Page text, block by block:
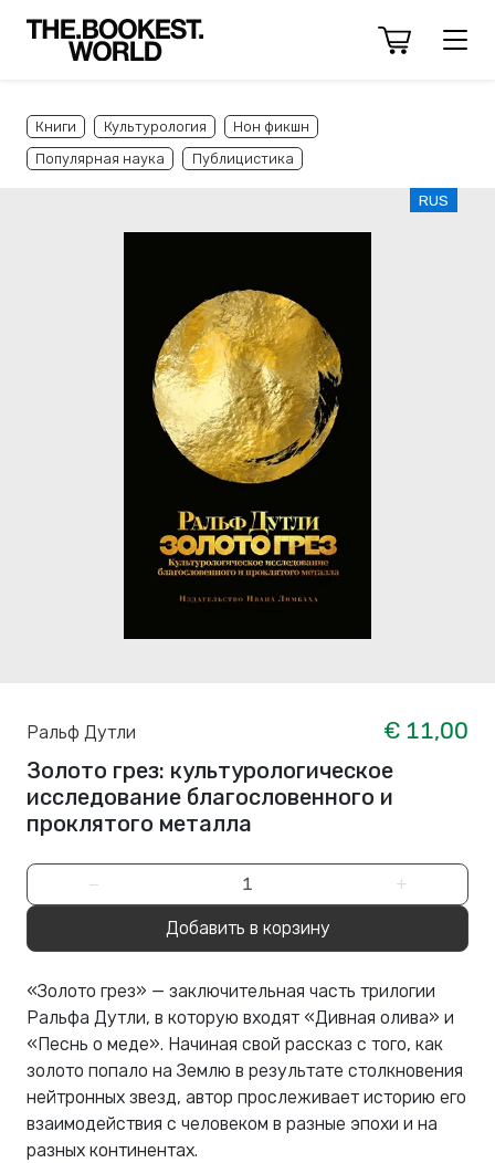
Книги Культурология
Нон фикшн
Популярная наука
Публицистика
RUS
Ральф Дутли
€ 11,00
Золото грез: культурологическое
исследование благословенного и
проклятого металла
− +
Добавить в корзину
«Золото грез» — заключительная часть трилогии
Ральфа Дутли, в которую входят «Дивная олива» и
«Песнь о меде». Начиная свой рассказ с того, как
золото попало на Землю в результате столкновения
нейтронных звезд, автор прослеживает историю его
взаимодействия с человеком в разные эпохи и на
разных континентах.